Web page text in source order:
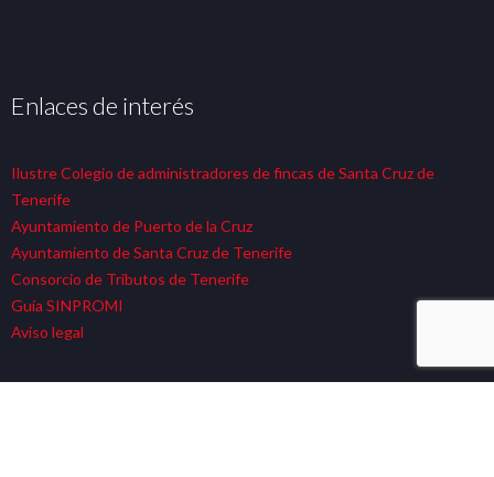
Enlaces de interés
Ilustre Colegio de administradores de fincas de Santa Cruz de
Tenerife
Ayuntamiento de Puerto de la Cruz
Ayuntamiento de Santa Cruz de Tenerife
Consorcio de Tributos de Tenerife
Guía SINPROMI
Aviso legal